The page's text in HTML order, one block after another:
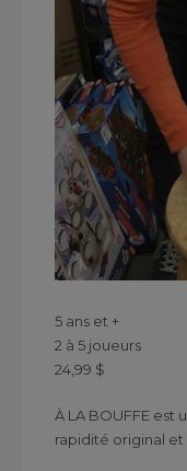
5 ans et +
2 à 5 joueurs
24,99 $
À LA BOUFFE
rapidité original et